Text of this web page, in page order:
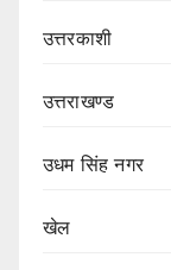
उत्तरकाशी
उत्तराखण्ड
उधम सिंह नगर
खेल